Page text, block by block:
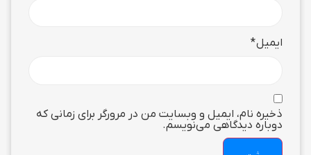
ایمیل*
ذخیره نام، ایمیل و وبسایت من در مرورگر برای زمانی که
دوباره دیدگاهی می‌نویسم.